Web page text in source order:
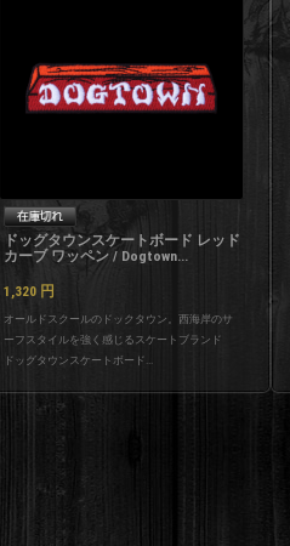
ドッグタウンスケートボード レッド
カーブ ワッペン / Dogtown...
1,320円
オールドスクールのドックタウン。西海岸のサ
ーフスタイルを強く感じるスケートブランド
ドッグタウンスケートボード...